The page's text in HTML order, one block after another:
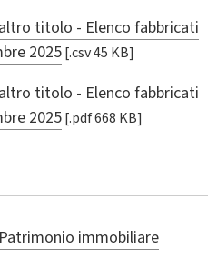
titolo - Elenco fabbricati
2025 [.csv 45 KB]
titolo - Elenco fabbricati
2025 [.pdf 668 KB]
immobiliare